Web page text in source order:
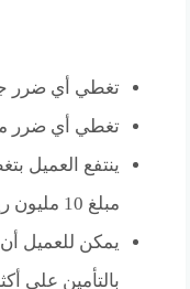
تغطي أي ضرر
تغطي أي ضرر
ينتفع العميل
مبلغ 10 مليون ريال.
يمكن للعميل
بالتأمين على